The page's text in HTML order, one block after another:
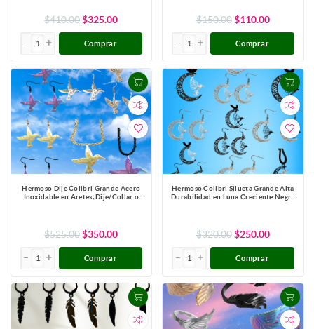
Collar-X1-Lopi
$410.00 $325.00
Comprar
$150.00 $110.00
Comprar
Hermoso Dije Colibri Grande Acero
Inoxidable en Aretes, Dije/Collar o
$525.00 $350.00
Comprar
Hermoso Colibri Silueta Grande Alta
Durabilidad en Luna Creciente Negra
$320.00 $250.00
Comprar